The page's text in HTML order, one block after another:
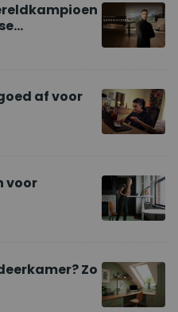
af voor
voor
Zo